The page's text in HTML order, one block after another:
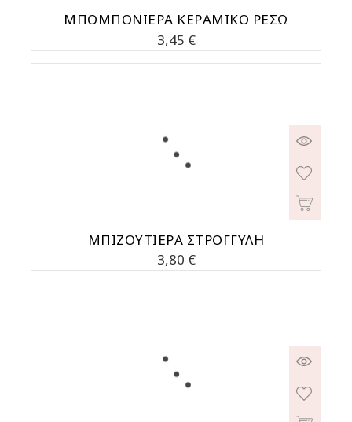
ΜΠΟΜΠΟΝΙΕΡΑ ΚΕΡΑΜΙΚΟ ΡΕΣΩ
Τιμή
3,45 €
ΜΠΙΖΟΥΤΙΕΡΑ ΣΤΡΟΓΓΥΛΗ
Τιμή
3,80 €